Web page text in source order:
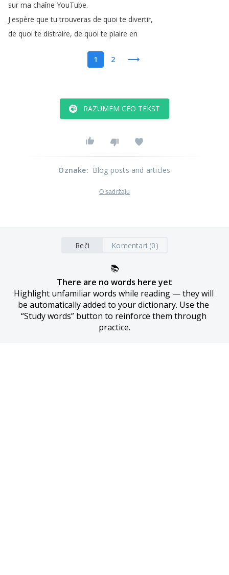
sur ma chaîne YouTube.
J'espère que tu trouveras de quoi te divertir,
de quoi te distraire, de quoi te plaire en
1 2
RAZUMEM CEO TEKST
Oznake: Blog posts and articles
O sadržaju
Reči Komentari (0)
📚
There are no words here yet
Highlight unfamiliar words while reading — they will
be automatically added to your dictionary. Use the
“Study words” button to reinforce them through
practice.